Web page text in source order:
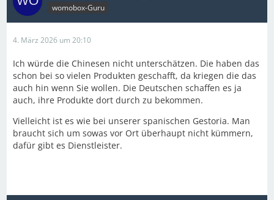
womobox-Guru
4. März 2026 um 20:10
Ich würde die Chinesen nicht unterschätzen. Die haben das
schon bei so vielen Produkten geschafft, da kriegen die das
auch hin wenn Sie wollen. Die Deutschen schaffen es ja
auch, ihre Produkte dort durch zu bekommen.
Vielleicht ist es wie bei unserer spanischen Gestoria. Man
braucht sich um sowas vor Ort überhaupt nicht kümmern,
dafür gibt es Dienstleister.